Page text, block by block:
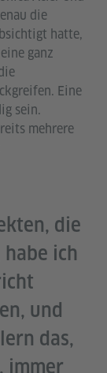
die
hatte,
ganz
Eine
sein.
mehrere
die
ich
und
das,
immer